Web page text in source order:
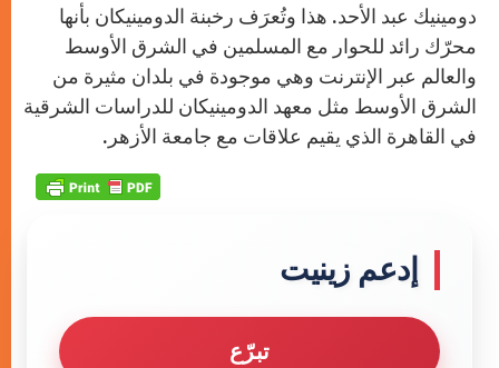
دومينيك عبد الأحد. هذا وتُعرَف رخبنة الدومينيكان بأنها
محرّك رائد للحوار مع المسلمين في الشرق الأوسط
والعالم عبر الإنترنت وهي موجودة في بلدان مثيرة من
الشرق الأوسط مثل معهد الدومينيكان للدراسات الشرقية
في القاهرة الذي يقيم علاقات مع جامعة الأزهر.
إدعم زينيت
تبرّع